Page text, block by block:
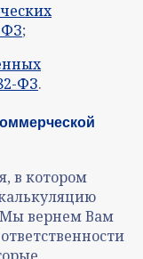
ФЗ;
ФЗ.
в котором
Мы вернем Вам